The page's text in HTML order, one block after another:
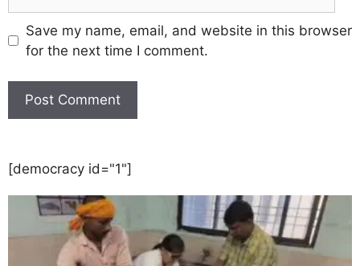
Save my name, email, and website in this browser
for the next time I comment.
[democracy id="1"]